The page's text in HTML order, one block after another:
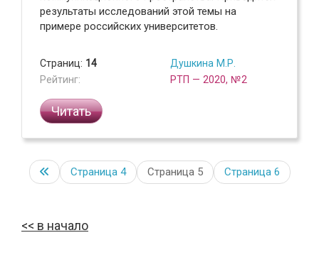
результаты исследований этой темы на
примере российских университетов.
Страниц: 14
Рейтинг:
Душкина М.Р.
РТП — 2020, №2
Читать
Страница 4 Страница 5 Страница 6
в начало